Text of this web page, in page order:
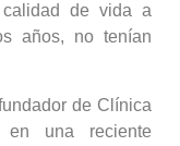
calidad de vida a
años, no tenían
de Clínica
en una reciente